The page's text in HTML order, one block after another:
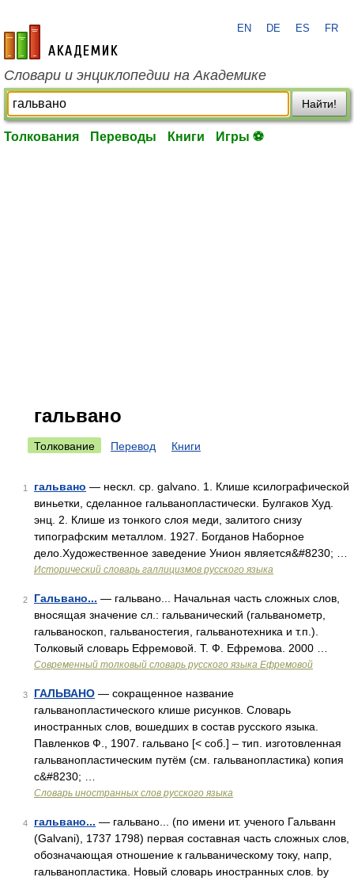
academic.ru
EN DE ES FR
Словари и энциклопедии на Академике
Найти!
Толкования Переводы Книги Игры ⚽
гальвано
Толкование Перевод Книги
1 гальвано — нескл. ср. galvano. 1. Клише ксилографической
виньетки, сделанное гальванопластически. Булгаков Худ.
энц. 2. Клише из тонкого слоя меди, залитого снизу
типографским металлом. 1927. Богданов Наборное
дело.Художественное заведение Унион является&#8230; …
Исторический словарь галлицизмов русского языка
2 Гальвано... — гальвано... Начальная часть сложных слов,
вносящая значение сл.: гальванический (гальванометр,
гальваноскоп, гальваностегия, гальванотехника и т.п.).
Толковый словарь Ефремовой. Т. Ф. Ефремова. 2000 …
Современный толковый словарь русского языка Ефремовой
3 ГАЛЬВАНО — сокращенное название
гальванопластического клише рисунков. Словарь
иностранных слов, вошедших в состав русского языка.
Павленков Ф., 1907. гальвано [< соб.] – тип. изготовленная
гальванопластическим путём (см. гальванопластика) копия
с&#8230; …
Словарь иностранных слов русского языка
4 гальвано... — гальвано... (по имени ит. ученого Гальванн
(Galvani), 1737 1798) первая составная часть сложных слов,
обозначающая отношение к гальваническому току, напр,
гальванопластика. Новый словарь иностранных слов. by